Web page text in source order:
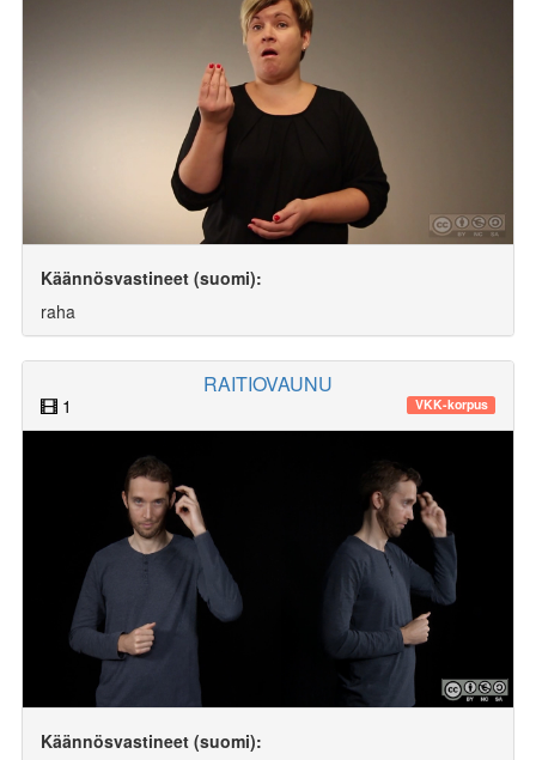
Käännösvastineet (suomi):
raha
RAITIOVAUNU
1 VKK-korpus
Käännösvastineet (suomi):